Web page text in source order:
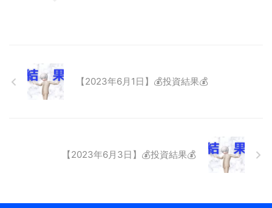
【2023年6月1日】💰投資結果💰
【2023年6月3日】💰投資結果💰